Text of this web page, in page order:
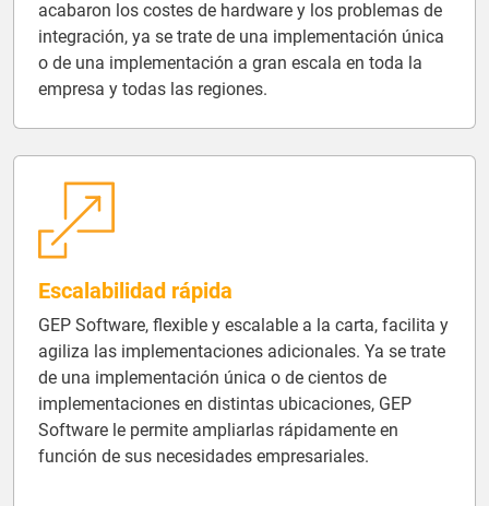
acabaron los costes de hardware y los problemas de
integración, ya se trate de una implementación única
o de una implementación a gran escala en toda la
empresa y todas las regiones.
Escalabilidad rápida
GEP Software, flexible y escalable a la carta, facilita y
agiliza las implementaciones adicionales. Ya se trate
de una implementación única o de cientos de
implementaciones en distintas ubicaciones, GEP
Software le permite ampliarlas rápidamente en
función de sus necesidades empresariales.